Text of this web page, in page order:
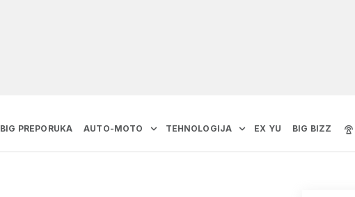
BIG PREPORUKA AUTO-MOTO TEHNOLOGIJA EX YU BIG BIZZ